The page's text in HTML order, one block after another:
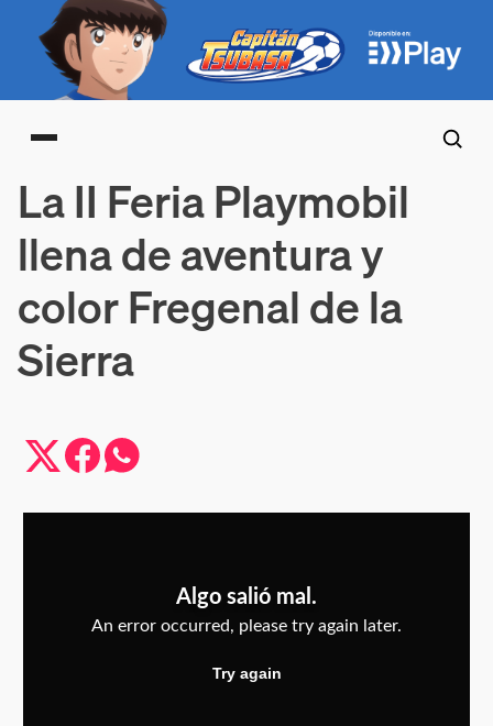
Main menu
La II Feria Playmobil
llena de aventura y
color Fregenal de la
Sierra